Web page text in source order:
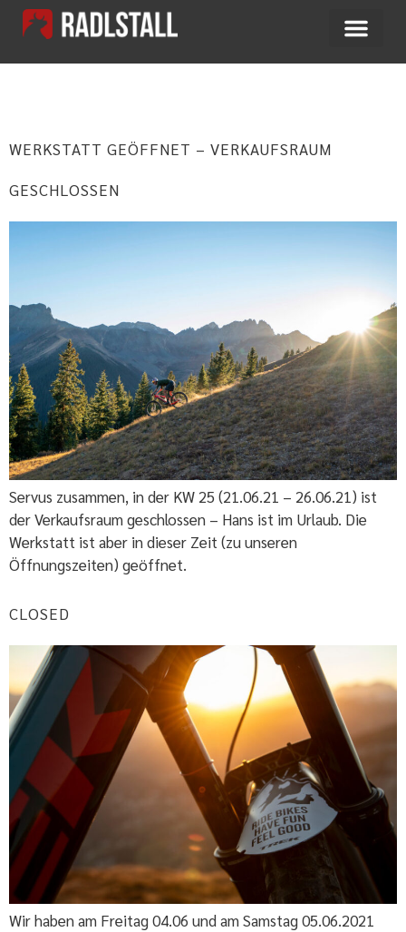
WERKSTATT GEÖFFNET – VERKAUFSRAUM
GESCHLOSSEN
Servus zusammen, in der KW 25 (21.06.21 – 26.06.21) ist
der Verkaufsraum geschlossen – Hans ist im Urlaub. Die
Werkstatt ist aber in dieser Zeit (zu unseren
Öffnungszeiten) geöffnet.
CLOSED
Wir haben am Freitag 04.06 und am Samstag 05.06.2021